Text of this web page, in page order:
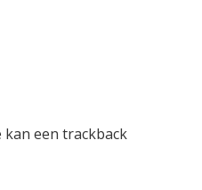
kan een trackback